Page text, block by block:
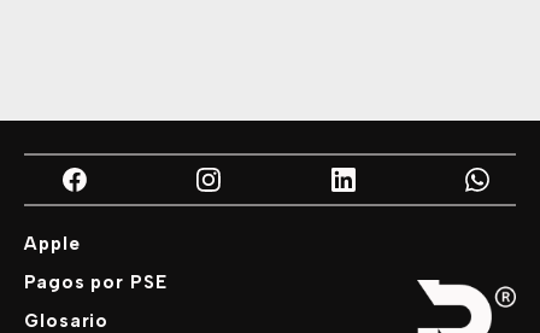
Apple
Pagos por PSE
Glosario